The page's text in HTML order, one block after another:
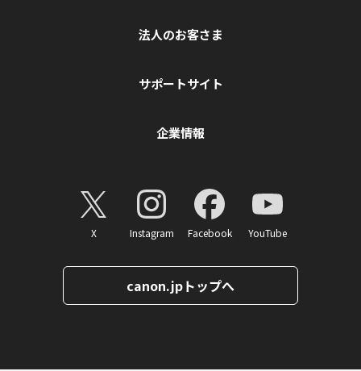
法人のお客さま
サポートサイト
企業情報
X Instagram Facebook YouTube
canon.jpトップへ